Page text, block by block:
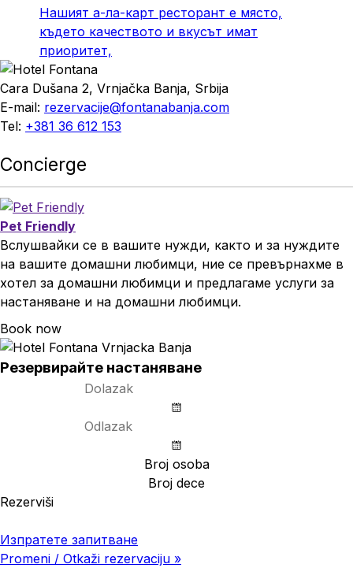
Нашият а-ла-карт ресторант е място,
където качеството и вкусът имат
приоритет,
Cara Dušana 2, Vrnjačka Banja, Srbija
E-mail: rezervacije@fontanabanja.com
Tel: +381 36 612 153
Concierge
Pet Friendly
Вслушвайки се в вашите нужди, както и за нуждите
на вашите домашни любимци, ние се превърнахме в
хотел за домашни любимци и предлагаме услуги за
настаняване и на домашни любимци.
Book now
Резервирайте настаняване
Rezerviši
Изпратете запитване
Promeni / Otkaži rezervaciju »